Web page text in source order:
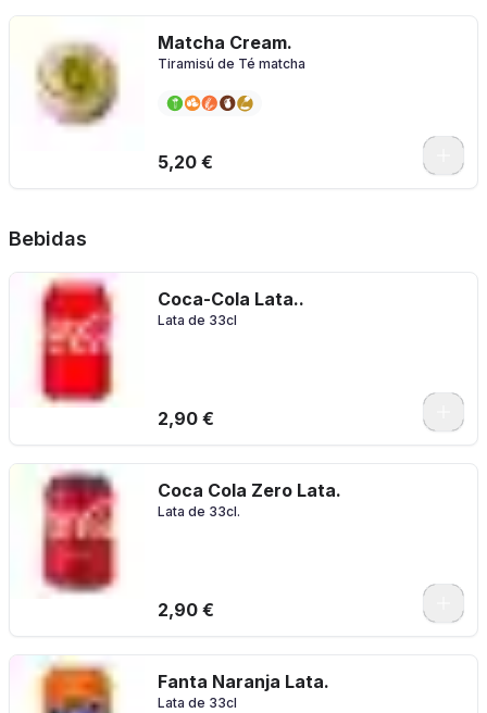
Matcha Cream.
Tiramisú de Té matcha
5,20 €
Bebidas
Coca-Cola Lata..
Lata de 33cl
2,90 €
Coca Cola Zero Lata.
Lata de 33cl.
2,90 €
Fanta Naranja Lata.
Lata de 33cl